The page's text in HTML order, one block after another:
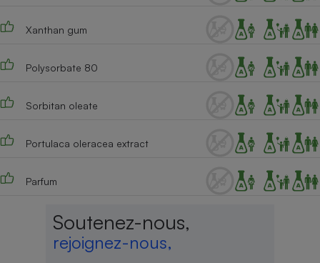
Xanthan gum
Polysorbate 80
Sorbitan oleate
Portulaca oleracea extract
Parfum
Soutenez-nous,
rejoignez-nous,